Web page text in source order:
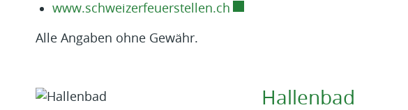
www.schweizerfeuerstellen.ch
Alle Angaben ohne Gewähr.
Hallenbad